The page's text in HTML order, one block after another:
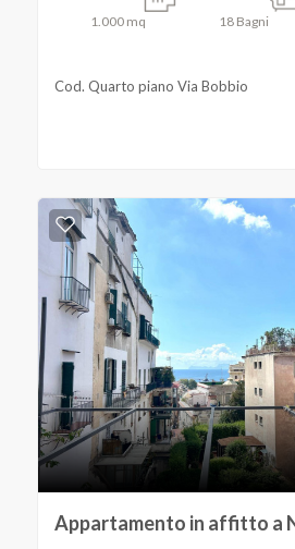
1.000mq 18 Bagni
Cod. Quarto piano Via Bobbio
Appartamento in affitto a
Qualsiasi
3
4
5